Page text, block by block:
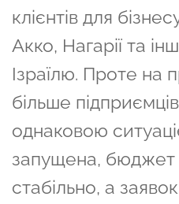
клієнтів для
Акко, Нагарії та
Ізраїлю. Проте на
більше
однаковою
запущена, бюджет
стабільно, а